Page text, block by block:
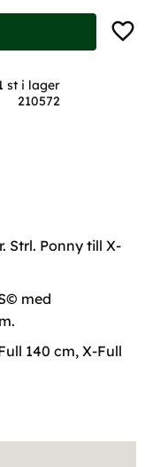
st i lager
210572
Strl. Ponny till X-
med
140 cm, X-Full